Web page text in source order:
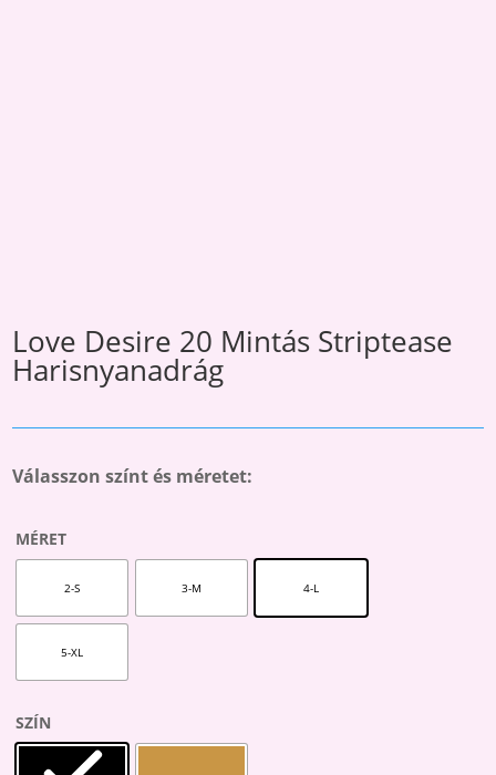
Love Desire 20 Mintás Striptease
Harisnyanadrág
Válasszon színt és méretet:
MÉRET
2-S 3-M 4-L
5-XL
SZÍN